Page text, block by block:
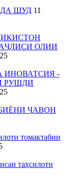
ШУД 11
ОЛИИ
ИНОВАТСИЯ -
РУШДИ
ҶАВОН
томактабии
таҳсилоти